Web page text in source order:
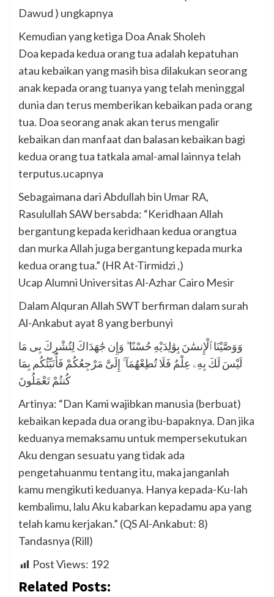
Dawud ) ungkapnya
Kemudian yang ketiga Doa Anak Sholeh
Doa kepada kedua orang tua adalah kepatuhan
atau kebaikan yang masih bisa dilakukan seorang
anak kepada orang tuanya yang telah meninggal
dunia dan terus memberikan kebaikan pada orang
tua. Doa seorang anak akan terus mengalir
kebaikan dan manfaat dan balasan kebaikan bagi
kedua orang tua tatkala amal-amal lainnya telah
terputus.ucapnya
Sebagaimana dari Abdullah bin Umar RA,
Rasulullah SAW bersabda: “Keridhaan Allah
bergantung kepada keridhaan kedua orangtua
dan murka Allah juga bergantung kepada murka
kedua orang tua.” (HR At-Tirmidzi ,)
Ucap Alumni Universitas Al-Azhar Cairo Mesir
Dalam Alquran Allah SWT berfirman dalam surah
Al-Ankabut ayat 8 yang berbunyi
وَوَصَّيْنَا ٱلْإِنسَٰنَ بِوَٰلِدَيْهِ حُسْنًا ۖ وَإِن جَٰهَدَاكَ لِتُشْرِكَ بِى مَا
لَيْسَ لَكَ بِهِۦ عِلْمٌ فَلَا تُطِعْهُمَآ ۚ إِلَىَّ مَرْجِعُكُمْ فَأُنَبِّئُكُم بِمَا
كُنتُمْ تَعْمَلُونَ
Artinya: “Dan Kami wajibkan manusia (berbuat)
kebaikan kepada dua orang ibu-bapaknya. Dan jika
keduanya memaksamu untuk mempersekutukan
Aku dengan sesuatu yang tidak ada
pengetahuanmu tentang itu, maka janganlah
kamu mengikuti keduanya. Hanya kepada-Ku-lah
kembalimu, lalu Aku kabarkan kepadamu apa yang
telah kamu kerjakan.” (QS Al-Ankabut: 8)
Tandasnya (Rill)
Post Views: 192
Related Posts: